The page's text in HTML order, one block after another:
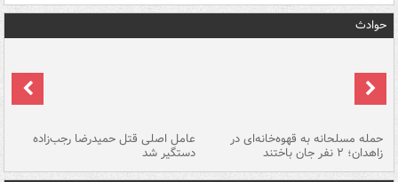
حوادث
حمله مسلحانه به قهوه‌خانه‌ای در
زاهدان؛ ۲ نفر جان باختند
عامل اصلی قتل حمیدرضا رجب‌زاده
دستگیر شد